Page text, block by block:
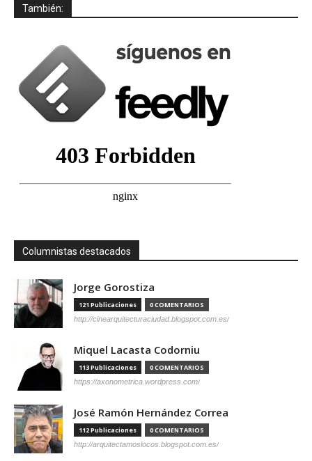
También:
Columnistas destacados
Jorge Gorostiza
121 Publicaciones 0 COMENTARIOS
http://cinearquitecturaciudad.blogspot.com.es/
Miquel Lacasta Codorniu
113 Publicaciones 0 COMENTARIOS
https://axonometrica.wordpress.com/
José Ramón Hernández Correa
112 Publicaciones 0 COMENTARIOS
http://arquitectamoslocos.blogspot.com.es/